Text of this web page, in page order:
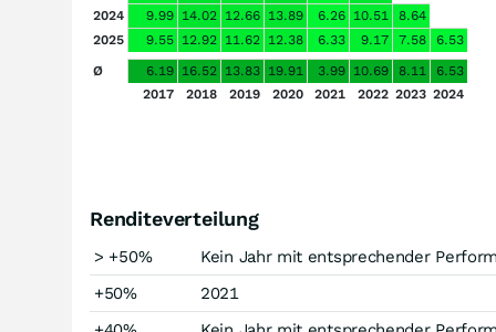
2024
9.99 14.02 12.66 13.89 6.26 10.51
8.64
2025
9.55 12.92 11.62 12.38 6.33 9.17 7.58
6.53
Ø
6.19 16.52 13.83 19.91 3.99 10.69 8.11
6.53
2017
2018 2019 2020 2021 2022 2023 2024
Renditeverteilung
> +50%
Kein Jahr mit entsprechender
+50%
2021